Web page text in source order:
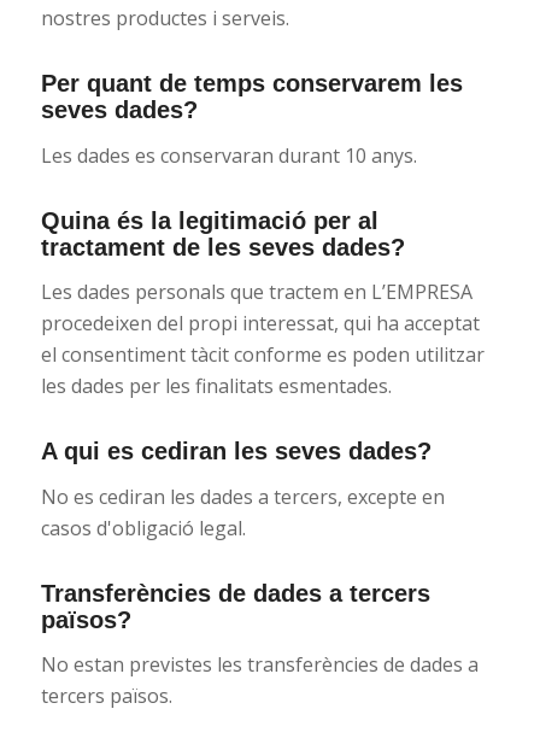
nostres productes i serveis.
Per quant de temps conservarem les
seves dades?
Les dades es conservaran durant 10 anys.
Quina és la legitimació per al
tractament de les seves dades?
Les dades personals que tractem en L’EMPRESA
procedeixen del propi interessat, qui ha acceptat
el consentiment tàcit conforme es poden utilitzar
les dades per les finalitats esmentades.
A qui es cediran les seves dades?
No es cediran les dades a tercers, excepte en
casos d'obligació legal.
Transferències de dades a tercers
països?
No estan previstes les transferències de dades a
tercers països.